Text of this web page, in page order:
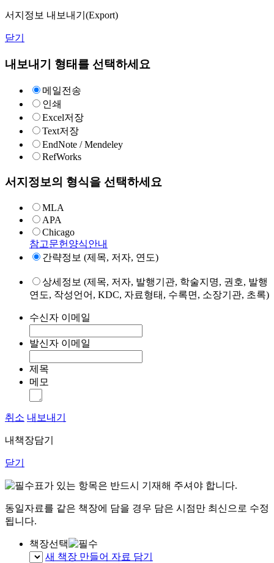
서지정보 내보내기(Export)
닫기
내보내기 형태를 선택하세요
메일전송
인쇄
Excel저장
Text저장
EndNote / Mendeley
RefWorks
서지정보의 형식을 선택하세요
MLA
APA
Chicago
참고문헌양식안내
간략정보 (제목, 저자, 연도)
상세정보 (제목, 저자, 발행기관, 학술지명, 권호, 발행
연도, 작성언어, KDC, 자료형태, 수록면, 소장기관, 초록)
수신자 이메일
발신자 이메일
제목
메모
취소 내보내기
내책장담기
닫기
표가 있는 항목은 반드시 기재해 주셔야 합니다.
동일자료를 같은 책장에 담을 경우 담은 시점만 최신으로 수정
됩니다.
책장선택
새 책장 만들어 자료 담기